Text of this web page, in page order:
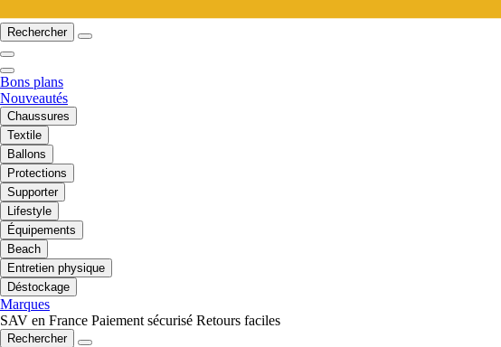
Rechercher
Bons plans
Nouveautés
Chaussures
Textile
Ballons
Protections
Supporter
Lifestyle
Équipements
Beach
Entretien physique
Déstockage
Marques
SAV en France Paiement sécurisé Retours faciles
Rechercher